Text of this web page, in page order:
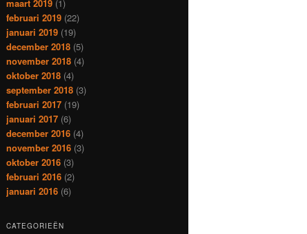
maart 2019 (1)
februari 2019 (22)
januari 2019 (19)
december 2018 (5)
november 2018 (4)
oktober 2018 (4)
september 2018 (3)
februari 2017 (19)
januari 2017 (6)
december 2016 (4)
november 2016 (3)
oktober 2016 (3)
februari 2016 (2)
januari 2016 (6)
CATEGORIEËN